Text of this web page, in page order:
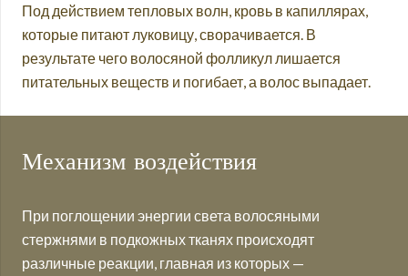
Под действием тепловых волн, кровь в капиллярах,
которые питают луковицу, сворачивается. В
результате чего волосяной фолликул лишается
питательных веществ и погибает, а волос выпадает.
Механизм воздействия
При поглощении энергии света волосяными
стержнями в подкожных тканях происходят
различные реакции, главная из которых —